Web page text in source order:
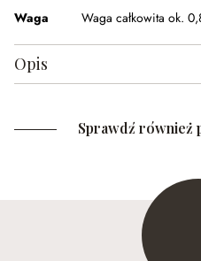
Waga
Waga całkowita ok.
Opis
Sprawdź również